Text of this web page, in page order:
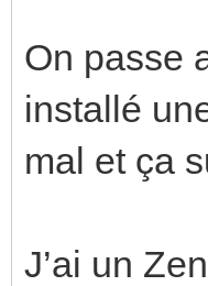
On passe
installé
mal et ça
J’ai un